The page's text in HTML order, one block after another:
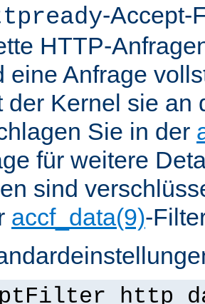
-Accept-
HTTP-
eine Anfrage
der Kernel sie an
Sie in der
für weitere
sind
accf_data(9)-
http